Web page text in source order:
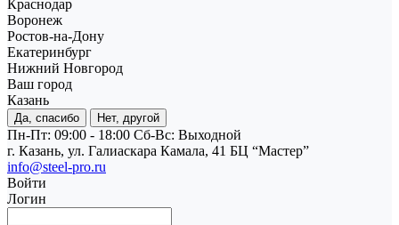
Краснодар
Воронеж
Ростов-на-Дону
Екатеринбург
Нижний Новгород
Ваш город
Казань
Да, спасибо Нет, другой
Пн-Пт: 09:00 - 18:00 Cб-Вс: Выходной
г. Казань, ул. Галиаскара Камала, 41 БЦ “Мастер”
info@steel-pro.ru
Войти
Логин